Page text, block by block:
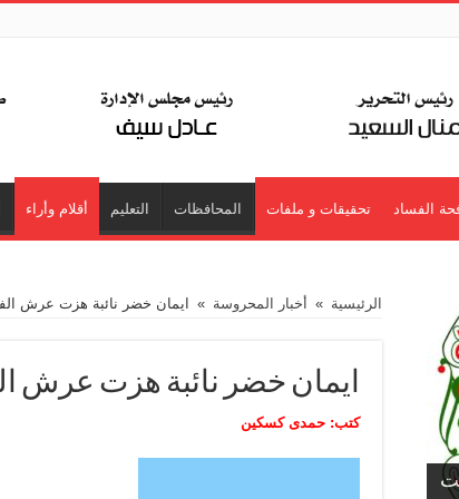
الفساد تحقيقات و ملفات المحافظات التعليم أقلام وأراء
الرئيسية » أخبار المحروسة » ايمان خضر نائبة هزت عرش
ايمان خضر نائبة هزت عرش
كتب: حمدى كسكين